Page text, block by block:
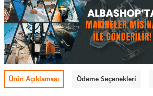
Ürün Açıklaması Ödeme Seçenekleri